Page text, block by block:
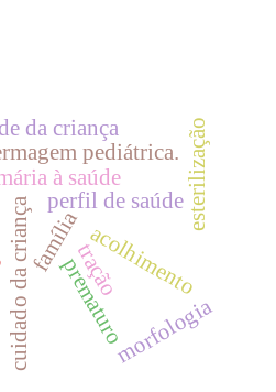
à saúde
cuidado da criança
pediátrica.
família
prematuro
perfil de saúde
da criança
tração
acolhimento
morfologia
esterilização